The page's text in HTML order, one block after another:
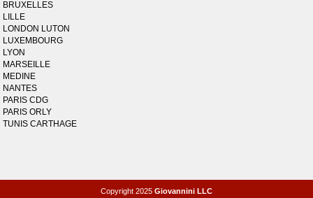
BRUXELLES
LILLE
LONDON LUTON
LUXEMBOURG
LYON
MARSEILLE
MEDINE
NANTES
PARIS CDG
PARIS ORLY
TUNIS CARTHAGE
Copyright 2025 Giovannini LLC